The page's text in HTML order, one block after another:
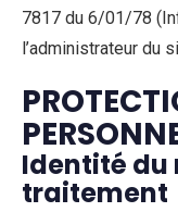
7817 du 6/01/78
l’administrateur du
Identité du
traitement